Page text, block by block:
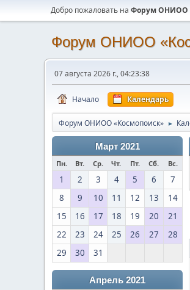
Добро пожаловать на Форум ОНИОО
Форум ОНИОО
07 августа 2026 г., 04:23:38
Начало Календарь
Форум ОНИОО «Космопоиск» ►
Март 2021
Пн. Вт. Ср. Чт. Пт. Сб. Вс.
1 2 3 4 5 6
7
8
9 10 11 12 13
14
15
16 17 18 19 20
21
22
23 24 25 26 27
28
29
30 31
Апрель 2021